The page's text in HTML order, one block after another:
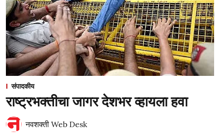
संपादकीय
राष्ट्रभक्तीचा जागर देशभर व्हायला हवा
नवशक्ती Web Desk